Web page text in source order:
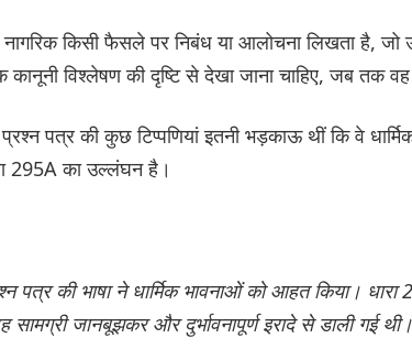
किसी फैसले पर निबंध या आलोचना लिखता है, जो
विश्लेषण की दृष्टि से देखा जाना चाहिए, जब तक
प्रश्न पत्र की कुछ टिप्पणियां इतनी भड़काऊ थीं कि वे
295A का उल्लंघन है।
की भाषा ने धार्मिक भावनाओं को आहत किया। धारा
जानबूझकर और दुर्भावनापूर्ण इरादे से डाली गई